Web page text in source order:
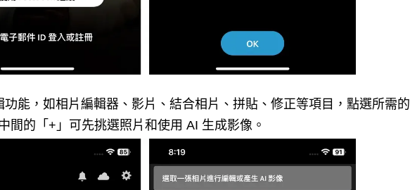
能，如相片編輯器、影片、結合相片、拼貼、修正等項目，點選所需的
間的「+」可先挑選照片和使用 AI 生成影像。